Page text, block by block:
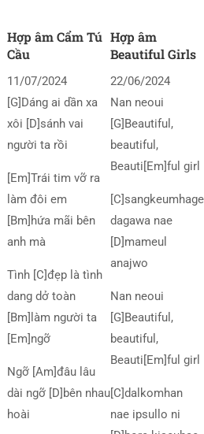
Hợp âm Cẩm Tú
Cầu
11/07/2024
[G]Dáng ai dần xa
xôi [D]sánh vai
người ta rồi
[Em]Trái tim vỡ ra
làm đôi em
[Bm]hứa mãi bên
anh mà
Tình [C]đẹp là tình
dang dở toàn
[Bm]làm người ta
[Em]ngỡ
Ngỡ [Am]đâu lâu
dài ngỡ [D]bên nhau
hoài
Hợp âm
Beautiful Girls
22/06/2024
Nan neoui
[G]Beautiful,
beautiful,
Beauti[Em]ful girl
[C]sangkeumhage
dagawa nae
[D]mameul
anajwo
Nan neoui
[G]Beautiful,
beautiful,
Beauti[Em]ful girl
[C]dalkomhan
nae ipsullo ni